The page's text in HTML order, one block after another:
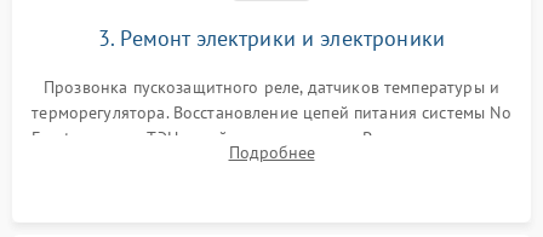
3. Ремонт электрики и электроники
Прозвонка пускозащитного реле, датчиков температуры и
терморегулятора. Восстановление цепей питания системы No
Frost, включая ТЭН оттайки и вентилятор. Ремонт или замена
платы управления при сбоях алгоритмов.
Подробнее